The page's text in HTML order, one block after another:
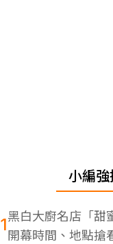
小編
1黑白大廚名店「甜
開幕時間、地點搶